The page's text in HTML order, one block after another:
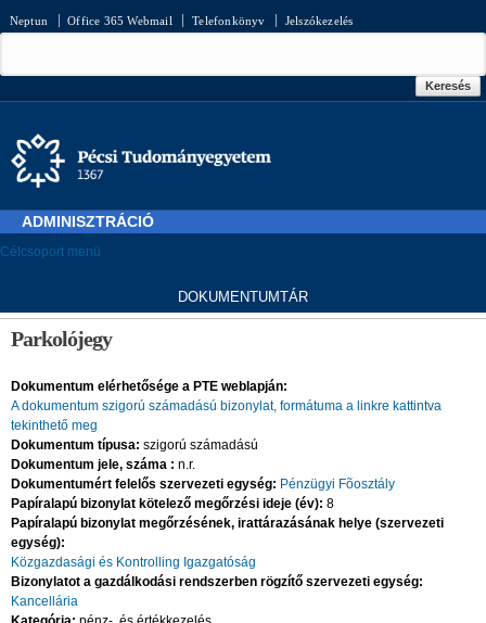
tartalomra
Neptun Office 365 Webmail Telefonkönyv Jelszókezelés
Keresés űrlap
Keresés
ADMINISZTRÁCIÓ
Célcsoport menü
DOKUMENTUMTÁR
Jelenlegi hely
Parkolójegy
Dokumentum elérhetősége a PTE weblapján:
A dokumentum szigorú számadású bizonylat, formátuma a linkre kattintva
tekinthető meg
Dokumentum típusa: szigorú számadású
Dokumentum jele, száma : n.r.
Dokumentumért felelős szervezeti egység: Pénzügyi Fõosztály
Papíralapú bizonylat kötelező megőrzési ideje (év): 8
Papíralapú bizonylat megőrzésének, irattárazásának helye (szervezeti
egység):
Közgazdasági és Kontrolling Igazgatóság
Bizonylatot a gazdálkodási rendszerben rögzítő szervezeti egység:
Kancellária